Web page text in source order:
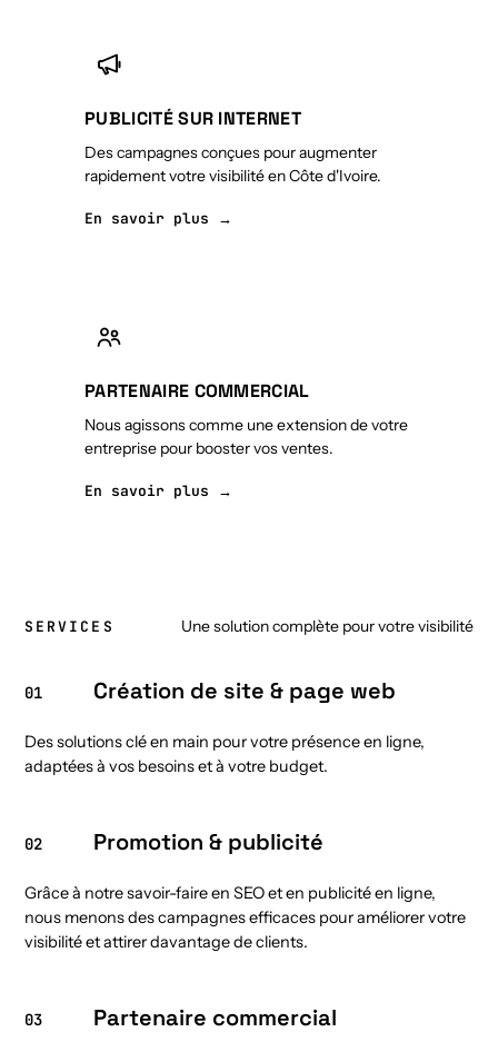
PUBLICITÉ SUR INTERNET
Des campagnes conçues pour augmenter
rapidement votre visibilité en Côte d'Ivoire.
En savoir plus →
PARTENAIRE COMMERCIAL
Nous agissons comme une extension de votre
entreprise pour booster vos ventes.
En savoir plus →
SERVICES Une solution complète pour votre visibilité
01 Création de site & page web
Des solutions clé en main pour votre présence en ligne,
adaptées à vos besoins et à votre budget.
02 Promotion & publicité
Grâce à notre savoir-faire en SEO et en publicité en ligne,
nous menons des campagnes efficaces pour améliorer votre
visibilité et attirer davantage de clients.
03 Partenaire commercial